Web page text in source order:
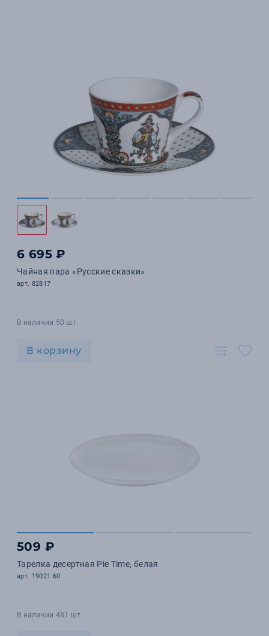
6 695 ₽
Чайная пара «Русские сказки»
арт. 82817
В наличии 50 шт.
В корзину
509 ₽
Тарелка десертная Pie Time, белая
арт. 19021.60
В наличии 481 шт.